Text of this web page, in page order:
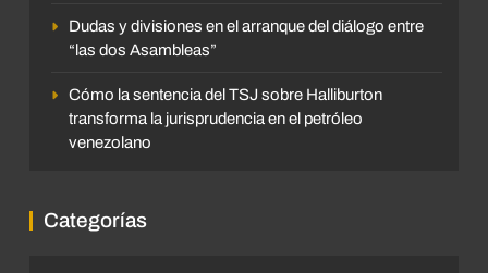
Dudas y divisiones en el arranque del diálogo entre
“las dos Asambleas”
Cómo la sentencia del TSJ sobre Halliburton
transforma la jurisprudencia en el petróleo
venezolano
Categorías